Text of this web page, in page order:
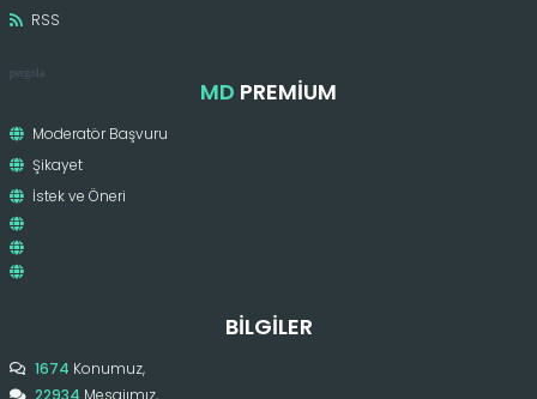
RSS
pergola
MD PREMIUM
Moderatör Başvuru
Şikayet
İstek ve Öneri
BILGILER
1674 Konumuz,
22934 Mesajımız,